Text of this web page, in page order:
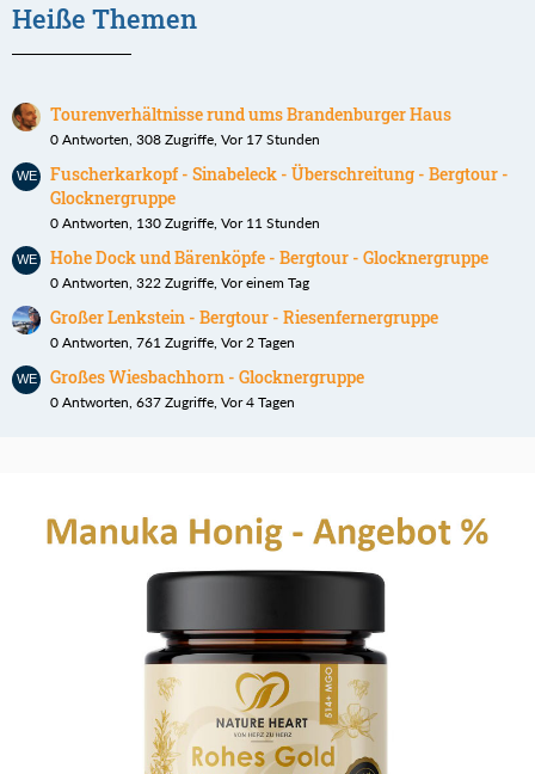
Heiße Themen
Tourenverhältnisse rund ums Brandenburger Haus
0 Antworten, 308 Zugriffe, Vor 17 Stunden
Fuscherkarkopf - Sinabeleck - Überschreitung - Bergtour -
Glocknergruppe
0 Antworten, 130 Zugriffe, Vor 11 Stunden
Hohe Dock und Bärenköpfe - Bergtour - Glocknergruppe
0 Antworten, 322 Zugriffe, Vor einem Tag
Großer Lenkstein - Bergtour - Riesenfernergruppe
0 Antworten, 761 Zugriffe, Vor 2 Tagen
Großes Wiesbachhorn - Glocknergruppe
0 Antworten, 637 Zugriffe, Vor 4 Tagen